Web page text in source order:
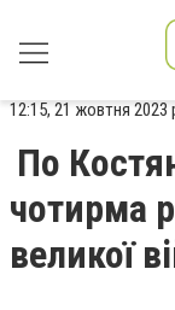
12:15, 21 жовтня 2023
По
чотирма
великої